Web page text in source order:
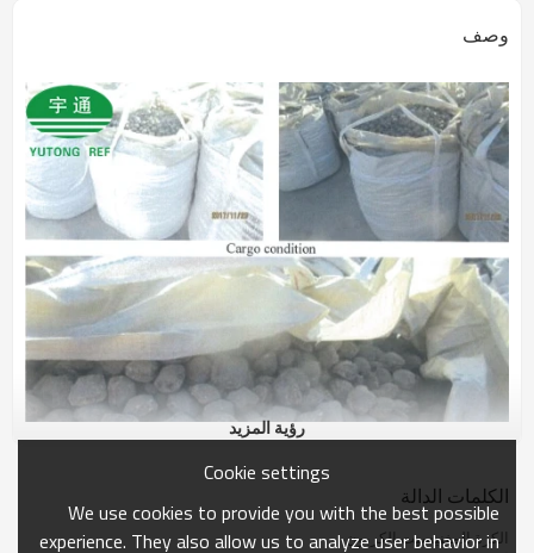
وصف
رؤية المزيد
الكلمات الدالة
الكرة المغنيسيت الكربون
Cookie settings
We use cookies to provide you with the best possible
experience. They also allow us to analyze user behavior in